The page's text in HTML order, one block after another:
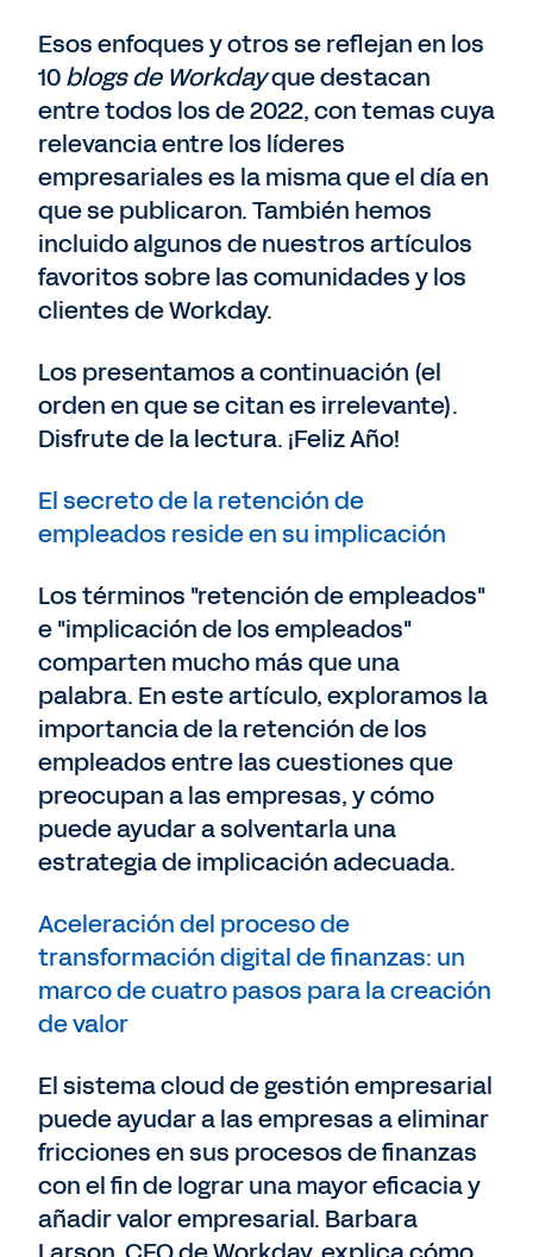
Esos enfoques y otros se reflejan en los
10blogs de Workdayque destacan
entre todos los de 2022, con temas cuya
relevancia entre los líderes
empresariales es la misma que el día en
que se publicaron. También hemos
incluido algunos de nuestros artículos
favoritos sobre las comunidades y los
clientes de Workday.
Los presentamos a continuación (el
orden en que se citan es irrelevante).
Disfrute de la lectura. ¡Feliz Año!
El secreto de la retención de
empleados reside en su implicación
Los términos "retención de empleados"
e "implicación de los empleados"
comparten mucho más que una
palabra. En este artículo, exploramos la
importancia de la retención de los
empleados entre las cuestiones que
preocupan a las empresas, y cómo
puede ayudar a solventarla una
estrategia de implicación adecuada.
Aceleración del proceso de
transformación digital de finanzas: un
marco de cuatro pasos para la creación
de valor
El sistema cloud de gestión empresarial
puede ayudar a las empresas a eliminar
fricciones en sus procesos de finanzas
con el fin de lograr una mayor eficacia y
añadir valor empresarial. Barbara